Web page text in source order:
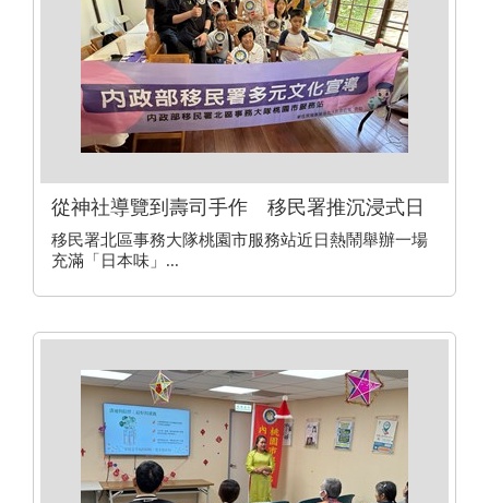
從神社導覽到壽司手作 移民署推沉浸式日
本文化體驗
移民署北區事務大隊桃園市服務站近日熱鬧舉辦一場
充滿「日本味」...